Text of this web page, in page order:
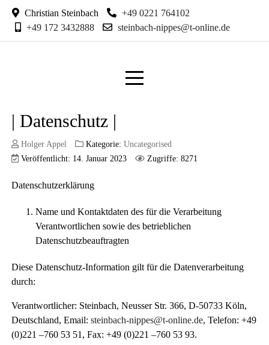
Christian Steinbach
+49 0221 764102
+49 172 3432888
steinbach-nippes@t-online.de
| Datenschutz |
Holger Appel Kategorie:Uncategorised
Veröffentlicht: 14. Januar 2023
Zugriffe: 8271
Datenschutzerklärung
Name und Kontaktdaten des für die Verarbeitung
Verantwortlichen sowie des betrieblichen
Datenschutzbeauftragten
Diese Datenschutz-Information gilt für die Datenverarbeitung
durch:
Verantwortlicher: Steinbach, Neusser Str. 366, D-50733 Köln,
Deutschland, Email:steinbach-nippes@t-online.de, Telefon: +49
(0)221 –760 53 51, Fax: +49 (0)221 –760 53 93.